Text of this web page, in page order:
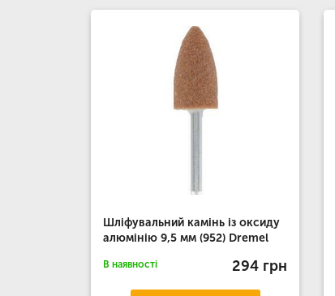
Шліфувальний камінь із оксиду
алюмінію 9,5 мм (952) Dremel
В наявності 294 грн